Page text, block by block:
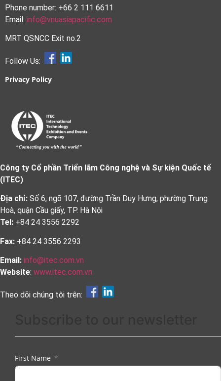
Phone number: +66 2 111 6611
Email: info@vnuasiapacific.com
MRT QSNCC Exit no.2
Follow Us:
Privacy Policy
Công ty Cổ phần Triển lãm Công nghệ và Sự kiện Quốc tế
(ITEC)
Địa chỉ: Số 6, ngõ 107, đường Trần Duy Hưng, phường Trung
Hoà, quận Cầu giấy, TP. Hà Nội
Tel: +84 24 3556 2292
Fax: +84 24 3556 2293
Email: info@itec.com.vn
Website: www.itec.com.vn
Theo dõi chúng tôi trên:
First Name